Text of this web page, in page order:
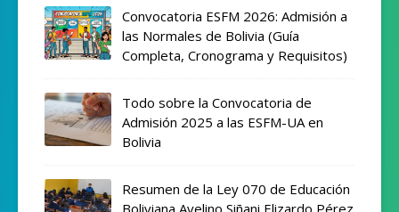
Convocatoria ESFM 2026: Admisión a
las Normales de Bolivia (Guía
Completa, Cronograma y Requisitos)
Todo sobre la Convocatoria de
Admisión 2025 a las ESFM-UA en
Bolivia
Resumen de la Ley 070 de Educación
Boliviana Avelino Siñani Elizardo Pérez